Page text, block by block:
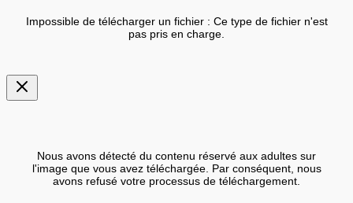
Impossible de télécharger un fichier : Ce type de fichier n'est
pas pris en charge.
Nous avons détecté du contenu réservé aux adultes sur
l'image que vous avez téléchargée. Par conséquent, nous
avons refusé votre processus de téléchargement.